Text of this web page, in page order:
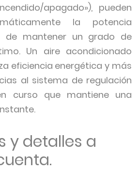
apagado»), pueden
la potencia
de mantener un grado de
Un aire acondicionado
eficiencia energética y más
al sistema de regulación
curso que mantiene una
y detalles a